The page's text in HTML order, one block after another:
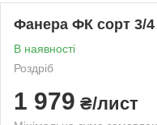
Фанера ФК сорт 3/
В наявності
Роздріб
1 979 ₴/лист